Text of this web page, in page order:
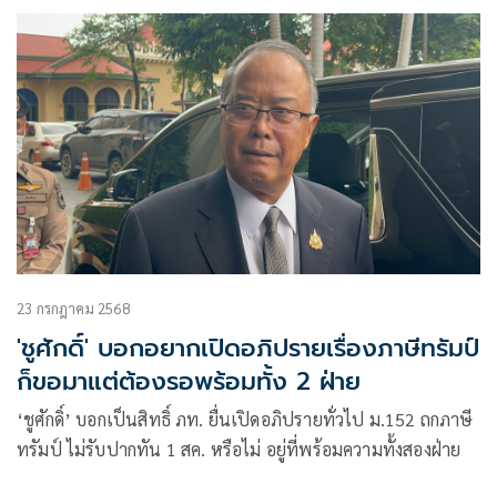
กับ สว. ถึงจะผ่านได้
23 กรกฎาคม 2568
'ชูศักดิ์' บอกอยากเปิดอภิปรายเรื่องภาษีทรัมป์
ก็ขอมาแต่ต้องรอพร้อมทั้ง 2 ฝ่าย
‘ชูศักดิ์’ บอกเป็นสิทธิ์ ภท. ยื่นเปิดอภิปรายทั่วไป ม.152 ถกภาษี
ทรัมป์ ไม่รับปากทัน 1 สค. หรือไม่ อยู่ที่พร้อมความทั้งสองฝ่าย